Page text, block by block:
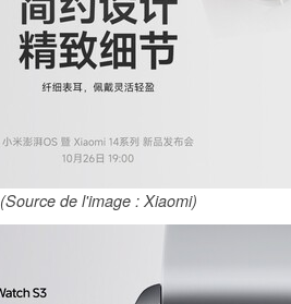
(Source de l'image : Xiaomi)